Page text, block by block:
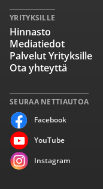
SEURAA NETTIAUTOA
Facebook
YouTube
Instagram
YRITYKSILLE
Hinnasto
Mediatiedot
Palvelut Yrityksille
Ota yhteyttä